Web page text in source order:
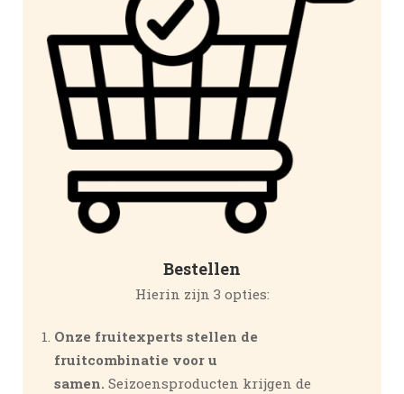
Bestellen
Hierin zijn 3 opties:
Onze fruitexperts stellen de
fruitcombinatie voor u
samen. Seizoensproducten krijgen de